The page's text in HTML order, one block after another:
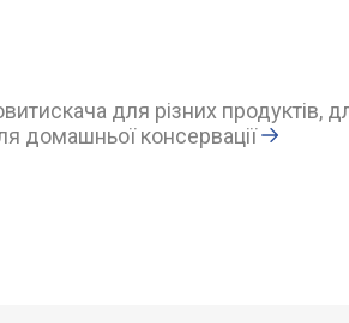
для різних продуктів,
домашньої консервації